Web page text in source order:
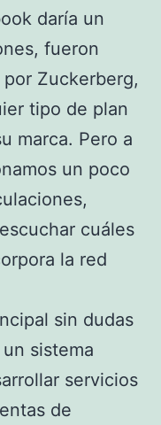
daría un
fueron
Zuckerberg,
tipo de plan
marca. Pero a
un poco
cuáles
la red
sin dudas
sistema
servicios
de